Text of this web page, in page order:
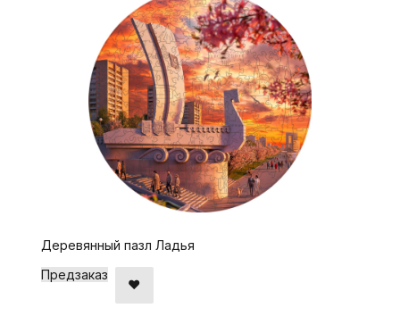
Деревянный пазл Ладья
Предзаказ